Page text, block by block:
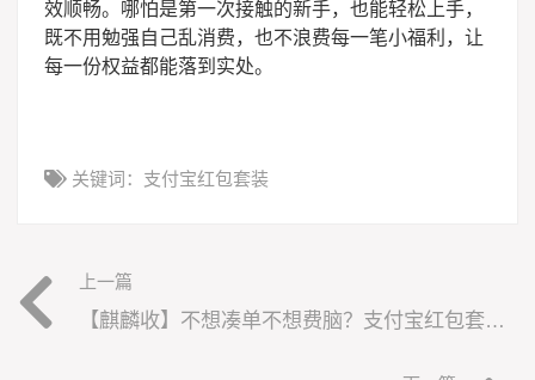
效顺畅。哪怕是第一次接触的新手，也能轻松上手，
既不用勉强自己乱消费，也不浪费每一笔小福利，让
每一份权益都能落到实处。
关键词： 支付宝红包套装
上一篇
【麒麟收】不想凑单不想费脑？支付宝红包套装，这样处理 3 分钟搞定